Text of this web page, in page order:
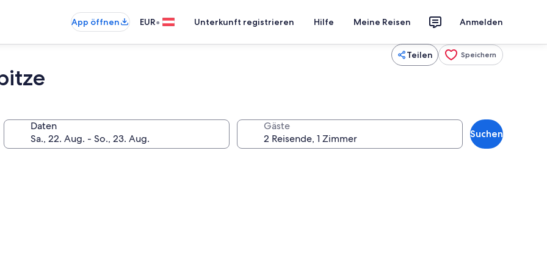
App öffnen EUR• Unterkunft registrieren Hilfe Meine Reisen Anmelden
Teilen Speichern
Daten Gäste
Suchen